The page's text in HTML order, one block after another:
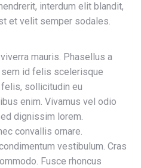
interdum elit blandit,
et velit semper sodales.
mauris. Phasellus a
id felis scelerisque
sollicitudin eu
enim. Vivamus vel odio
dignissim lorem.
convallis ornare.
vestibulum. Cras
Fusce rhoncus